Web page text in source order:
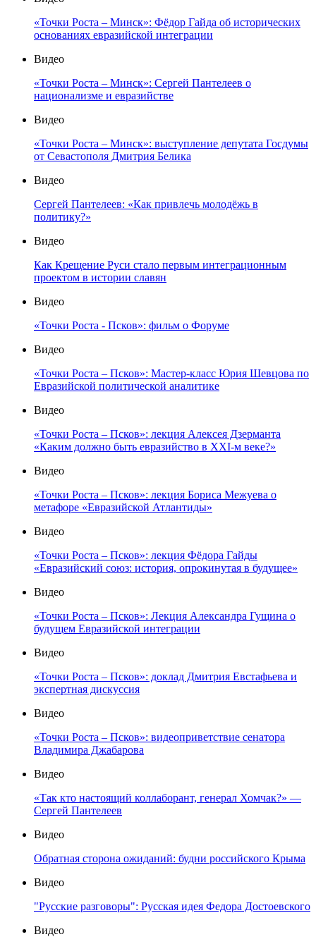
«Точки Роста – Минск»: Фёдор Гайда об исторических
основаниях евразийской интеграции
Видео
«Точки Роста – Минск»: Сергей Пантелеев о
национализме и евразийстве
Видео
«Точки Роста – Минск»: выступление депутата Госдумы
от Севастополя Дмитрия Белика
Видео
Сергей Пантелеев: «Как привлечь молодёжь в
политику?»
Видео
Как Крещение Руси стало первым интеграционным
проектом в истории славян
Видео
«Точки Роста - Псков»: фильм о Форуме
Видео
«Точки Роста – Псков»: Мастер-класс Юрия Шевцова по
Евразийской политической аналитике
Видео
«Точки Роста – Псков»: лекция Алексея Дзерманта
«Каким должно быть евразийство в XXI-м веке?»
Видео
«Точки Роста – Псков»: лекция Бориса Межуева о
метафоре «Евразийской Атлантиды»
Видео
«Точки Роста – Псков»: лекция Фёдора Гайды
«Евразийский союз: история, опрокинутая в будущее»
Видео
«Точки Роста – Псков»: Лекция Александра Гущина о
будущем Евразийской интеграции
Видео
«Точки Роста – Псков»: доклад Дмитрия Евстафьева и
экспертная дискуссия
Видео
«Точки Роста – Псков»: видеоприветствие сенатора
Владимира Джабарова
Видео
«Так кто настоящий коллаборант, генерал Хомчак?» —
Сергей Пантелеев
Видео
Обратная сторона ожиданий: будни российского Крыма
Видео
"Русские разговоры": Русская идея Федора Достоевского
Видео